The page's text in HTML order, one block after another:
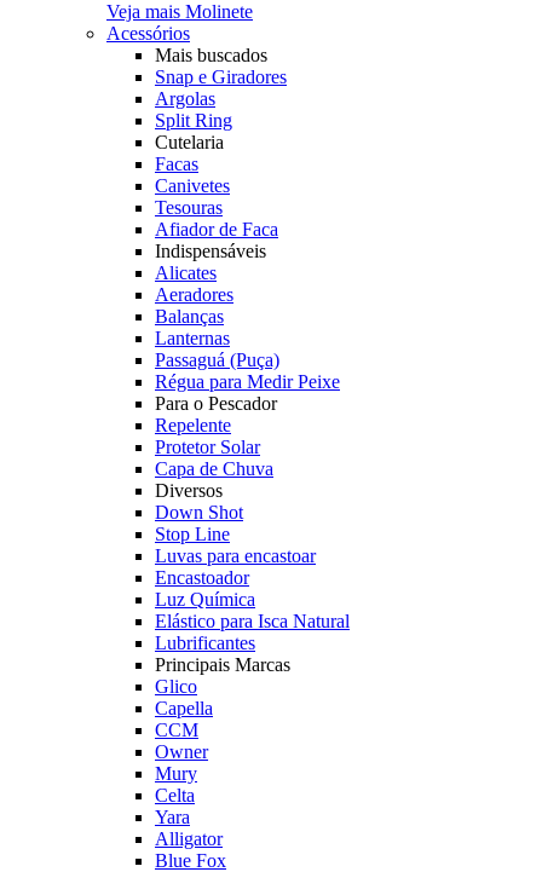
Veja mais Molinete
Acessórios
Mais buscados
Snap e Giradores
Argolas
Split Ring
Cutelaria
Facas
Canivetes
Tesouras
Afiador de Faca
Indispensáveis
Alicates
Aeradores
Balanças
Lanternas
Passaguá (Puça)
Régua para Medir Peixe
Para o Pescador
Repelente
Protetor Solar
Capa de Chuva
Diversos
Down Shot
Stop Line
Luvas para encastoar
Encastoador
Luz Química
Elástico para Isca Natural
Lubrificantes
Principais Marcas
Glico
Capella
CCM
Owner
Mury
Celta
Yara
Alligator
Blue Fox